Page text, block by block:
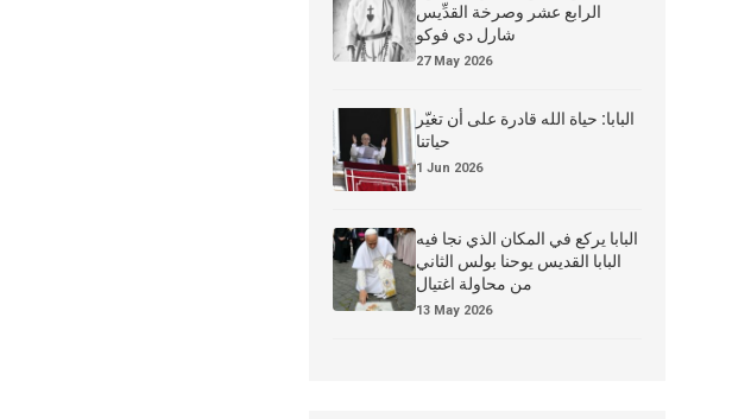
الرابع عشر وصرخة القدِّيس
شارل دي فوكو
27 May 2026
البابا: حياة الله قادرة على أن تغيّر
حياتنا
1 Jun 2026
البابا يركع في المكان الذي نجا فيه
البابا القديس يوحنا بولس الثاني
من محاولة اغتيال
13 May 2026